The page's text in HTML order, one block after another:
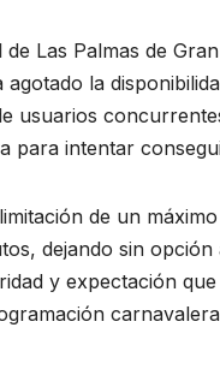
Las Palmas de
la
usuarios
para intentar
de un
dejando sin
y expectación